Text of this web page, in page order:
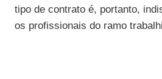
tipo de contrato é, portanto,
os profissionais do ramo